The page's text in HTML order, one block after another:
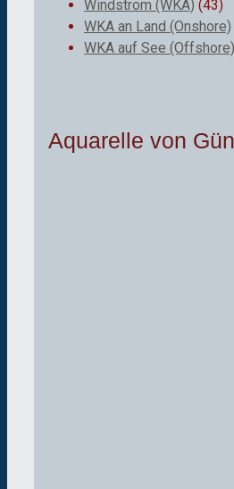
Windstrom (WKA) (43)
WKA an Land (Onshore)
WKA auf See (Offshore)
Aquarelle von